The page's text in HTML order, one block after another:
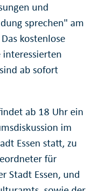
und
sprechen" am
kostenlose
ab sofort
ab 18 Uhr ein
im
Essen statt, zu
für
Stadt Essen, und